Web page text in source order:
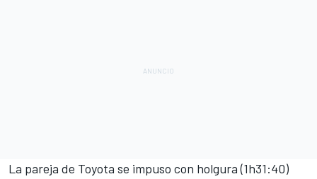
La pareja de Toyota se impuso con holgura (1h31:40)